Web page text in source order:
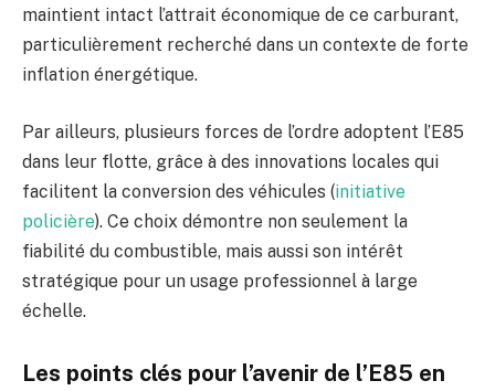
maintient intact l’attrait économique de ce carburant,
particulièrement recherché dans un contexte de forte
inflation énergétique.
Par ailleurs, plusieurs forces de l’ordre adoptent l’E85
dans leur flotte, grâce à des innovations locales qui
facilitent la conversion des véhicules (initiative
policière). Ce choix démontre non seulement la
fiabilité du combustible, mais aussi son intérêt
stratégique pour un usage professionnel à large
échelle.
Les points clés pour l’avenir de l’E85 en